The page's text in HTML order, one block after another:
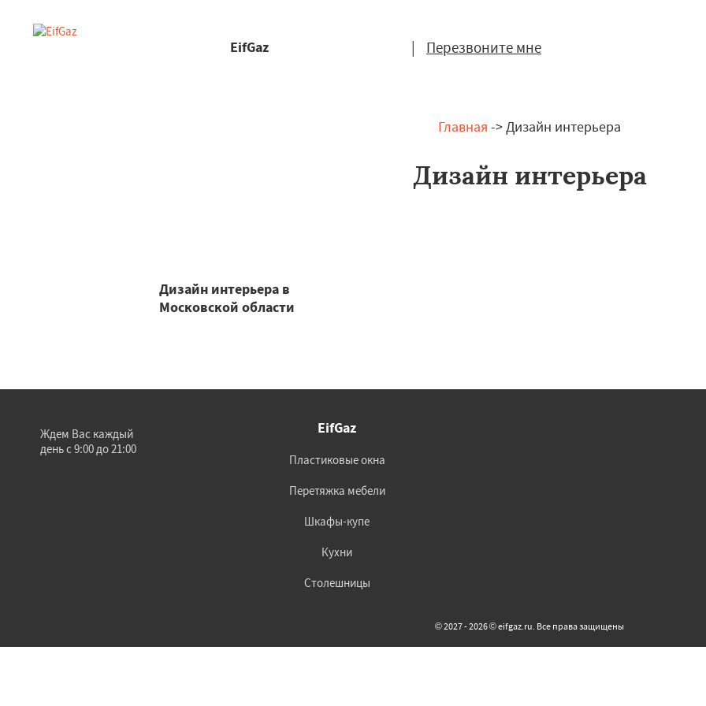
EifGaz | Перезвоните мне
Главная -> Дизайн интерьера
Дизайн интерьера
Дизайн интерьера в
Московской области
Ждем Вас каждый
день с 9:00 до 21:00
EifGaz
Пластиковые окна
Перетяжка мебели
Шкафы-купе
Кухни
Столешницы
© 2027 - 2026 © eifgaz.ru. Все права защищены